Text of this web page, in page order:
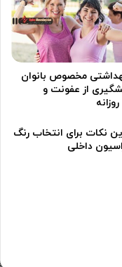
مخصوص بانوان
از عفونت و
نکات برای انتخاب رنگ
داخلی